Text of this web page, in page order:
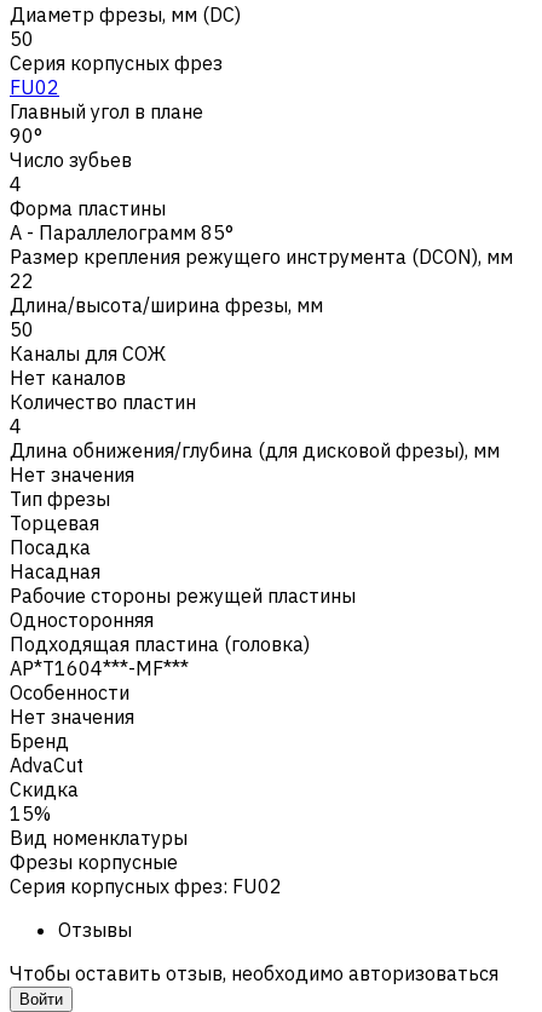
Диаметр фрезы, мм (DC)
50
Серия корпусных фрез
FU02
Главный угол в плане
90°
Число зубьев
4
Форма пластины
A - Параллелограмм 85°
Размер крепления режущего инструмента (DCON), мм
22
Длина/высота/ширина фрезы, мм
50
Каналы для СОЖ
Нет каналов
Количество пластин
4
Длина обнижения/глубина (для дисковой фрезы), мм
Нет значения
Тип фрезы
Торцевая
Посадка
Насадная
Рабочие стороны режущей пластины
Односторонняя
Подходящая пластина (головка)
AP*T1604***-MF***
Особенности
Нет значения
Бренд
AdvaCut
Скидка
15%
Вид номенклатуры
Фрезы корпусные
Серия корпусных фрез: FU02
Отзывы
Чтобы оставить отзыв, необходимо авторизоваться
Войти